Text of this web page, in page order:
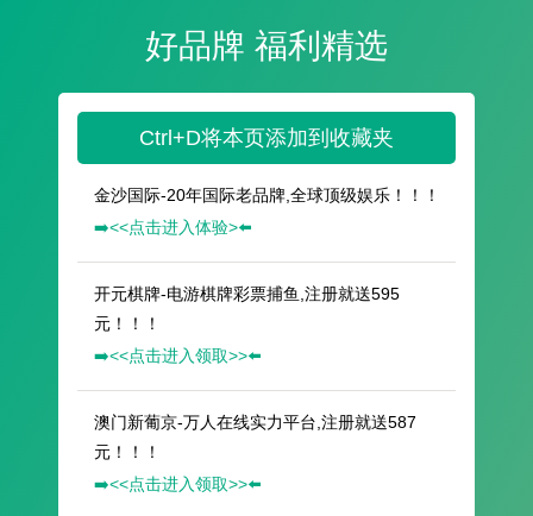
好品牌 福利精选
Ctrl+D将本页添加到收藏夹
金沙国际-20年国际老品牌,全球顶级娱乐！！！
➡️<<点击进入体验>⬅️
开元棋牌-电游棋牌彩票捕鱼,注册就送595
元！！！
➡️<<点击进入领取>>⬅️
澳门新葡京-万人在线实力平台,注册就送587
元！！！
➡️<<点击进入领取>>⬅️